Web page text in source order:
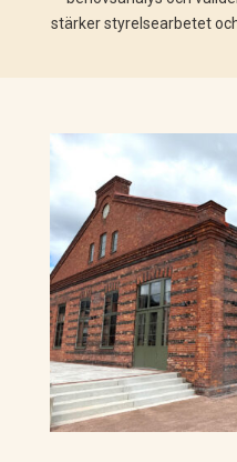
stärker styrelsearbetet